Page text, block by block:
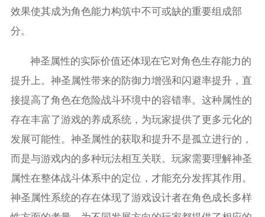
效果使其成为角色能力构筑中不可或缺的重要组成部
分。
神圣属性的实际价值还体现在它对角色生存能力的
提升上。神圣属性带来的防御力增强和闪避率提升，直
接提高了角色在危险战斗环境中的容错率。这种属性的
存在丰富了游戏的养成系统，为玩家提供了更多元化的
发展可能性。神圣属性的获取和提升不是孤立进行的，
而是与游戏内的多种玩法相互关联。玩家需要理解神圣
属性在整体战斗体系中的定位，才能充分发挥其作用。
神圣属性系统的存在体现了游戏设计者在角色成长多样